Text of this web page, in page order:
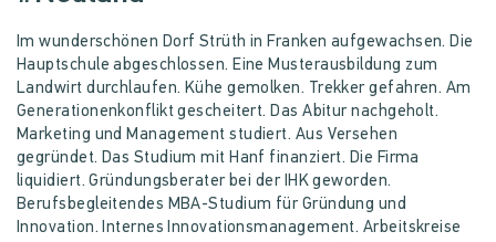
Im wunderschönen Dorf Strüth in Franken aufgewachsen. Die
Hauptschule abgeschlossen. Eine Musterausbildung zum
Landwirt durchlaufen. Kühe gemolken. Trekker gefahren. Am
Generationenkonflikt gescheitert. Das Abitur nachgeholt.
Marketing und Management studiert. Aus Versehen
gegründet. Das Studium mit Hanf finanziert. Die Firma
liquidiert. Gründungsberater bei der IHK geworden.
Berufsbegleitendes MBA-Studium für Gründung und
Innovation. Internes Innovationsmanagement. Arbeitskreise